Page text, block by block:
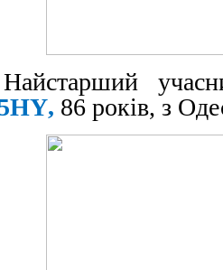
Найстарший
HY, 86 років, з